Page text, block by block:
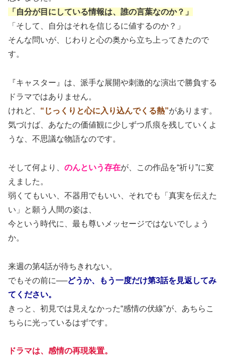
「自分が目にしている情報は、誰の言葉なのか？」
「そして、自分はそれを信じるに値するのか？」
そんな問いが、じわりと心の奥から立ち上ってきたので
す。
『キャスター』は、派手な展開や刺激的な演出で勝負する
ドラマではありません。
けれど、 “じっくりと心に入り込んでくる熱”があります。
気づけば、あなたの価値観に少しずつ爪痕を残していくよ
うな、不思議な物語なのです。
そして何より、 のんという存在が、この作品を“祈り”に変
えました。
弱くてもいい、不器用でもいい、それでも「真実を伝えた
い」と願う人間の姿は、
今という時代に、最も尊いメッセージではないでしょう
か。
来週の第4話が待ちきれない。
でもその前に──どうか、もう一度だけ第3話を見返してみ
てください。
きっと、初見では見えなかった“感情の伏線”が、あちらこ
ちらに光っているはずです。
ドラマは、感情の再現装置。